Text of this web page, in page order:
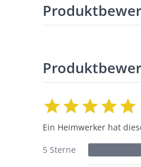
Ein Heimwerker hat
5 Sterne